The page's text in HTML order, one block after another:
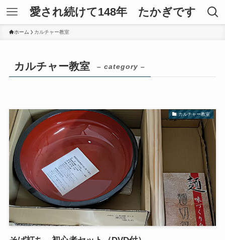
愛され続けて148年 たかぎです
ホーム カルチャー教室
カルチャー教室 – category –
カルチャー教室